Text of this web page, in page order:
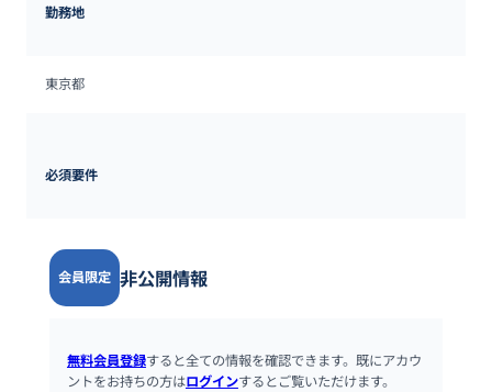
勤務地
東京都
必須要件
会員限定 非公開情報
無料会員登録すると全ての情報を確認できます。既にアカウ
ントをお持ちの方はログインするとご覧いただけます。